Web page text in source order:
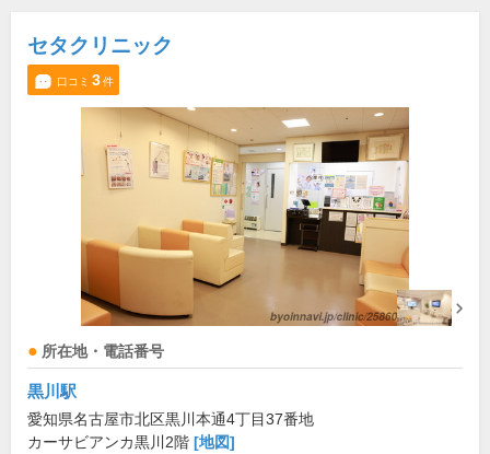
セタクリニック
口コミ 3件
所在地・電話番号
黒川駅
愛知県名古屋市北区黒川本通4丁目37番地
カーサビアンカ黒川2階 [地図]